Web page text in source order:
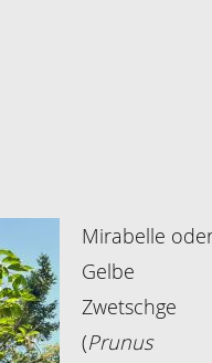
Mirabelle
Gelbe
Zwetschge
(Prunus